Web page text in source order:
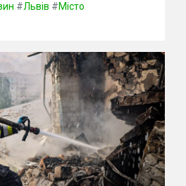
#Львів #Місто